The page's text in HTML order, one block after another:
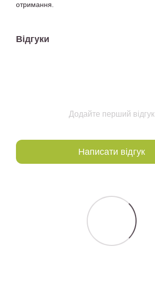
отримання.
Відгуки
Додайте перший відгук
Написати відгук